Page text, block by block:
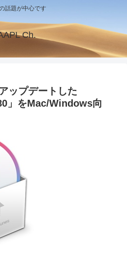
話題が中心です
Ch.
ップデートした
」をMac/Windows向